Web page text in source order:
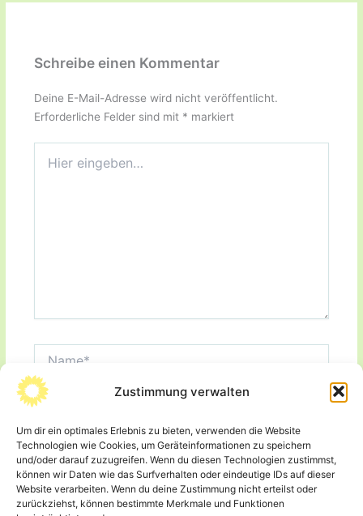
Zustimmung verwalten
Um dir ein optimales Erlebnis zu bieten, verwenden die Website
Technologien wie Cookies, um Geräteinformationen zu speichern
und/oder darauf zuzugreifen. Wenn du diesen Technologien zustimmst,
können wir Daten wie das Surfverhalten oder eindeutige IDs auf dieser
Website verarbeiten. Wenn du deine Zustimmung nicht erteilst oder
zurückziehst, können bestimmte Merkmale und Funktionen
Schreibe einen Kommentar
Deine E-Mail-Adresse wird nicht veröffentlicht.
Erforderliche Felder sind mit * markiert
eingeben…
E-
Adresse*
Website
Name, E-Mail-Adresse und Website in diesem